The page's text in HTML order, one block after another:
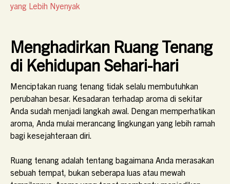
yang Lebih Nyenyak
Menghadirkan Ruang Tenang
di Kehidupan Sehari-hari
Menciptakan ruang tenang tidak selalu membutuhkan
perubahan besar. Kesadaran terhadap aroma di sekitar
Anda sudah menjadi langkah awal. Dengan memperhatikan
aroma, Anda mulai merancang lingkungan yang lebih ramah
bagi kesejahteraan diri.
Ruang tenang adalah tentang bagaimana Anda merasakan
sebuah tempat, bukan seberapa luas atau mewah